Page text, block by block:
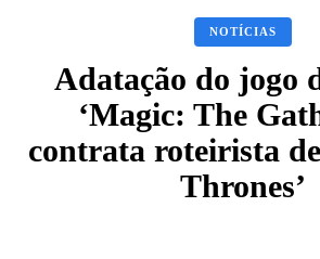
NOTÍCIAS
Adatação do jogo
‘Magic: The
contrata roteirista
Thrones’